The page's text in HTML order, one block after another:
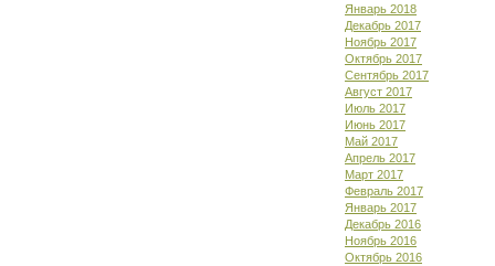
Январь 2018
Декабрь 2017
Ноябрь 2017
Октябрь 2017
Сентябрь 2017
Август 2017
Июль 2017
Июнь 2017
Май 2017
Апрель 2017
Март 2017
Февраль 2017
Январь 2017
Декабрь 2016
Ноябрь 2016
Октябрь 2016